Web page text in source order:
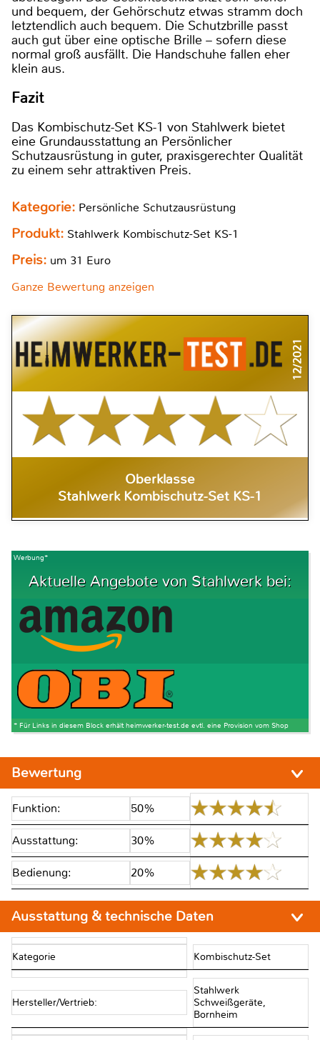
und bequem, der Gehörschutz etwas stramm doch
letztendlich auch bequem. Die Schutzbrille passt
auch gut über eine optische Brille – sofern diese
normal groß ausfällt. Die Handschuhe fallen eher
klein aus.
Fazit
Das Kombischutz-Set KS-1 von Stahlwerk bietet
eine Grundausstattung an Persönlicher
Schutzausrüstung in guter, praxisgerechter Qualität
zu einem sehr attraktiven Preis.
Kategorie: Persönliche Schutzausrüstung
Produkt: Stahlwerk Kombischutz-Set KS-1
Preis: um 31 Euro
Ganze Bewertung anzeigen
12/2021
Oberklasse
Stahlwerk Kombischutz-Set KS-1
Werbung*
Aktuelle Angebote von Stahlwerk bei:
* Für Links in diesem Block erhält heimwerker-test.de evtl. eine Provision vom Shop
Bewertung
Funktion: 50%
Ausstattung: 30%
Bedienung: 20%
Ausstattung & technische Daten
Kategorie Kombischutz-Set
Hersteller/Vertrieb:
Stahlwerk
Schweißgeräte,
Bornheim